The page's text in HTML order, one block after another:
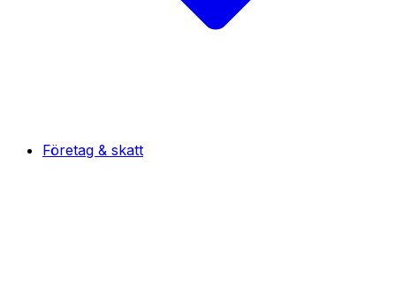
Företag & skatt